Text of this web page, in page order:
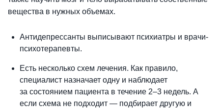
вещества в нужных объемах.
Антидепрессанты выписывают психиатры и врачи-
психотерапевты.
Есть несколько схем лечения. Как правило,
специалист назначает одну и наблюдает
за состоянием пациента в течение 2–3 недель. А
если схема не подходит — подбирает другую и